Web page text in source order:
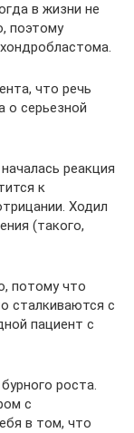
в жизни не
поэтому
что речь
о серьезной
реакция
к
Ходил
(такого,
потому что
сталкиваются с
пациент с
роста.
с
в том, что